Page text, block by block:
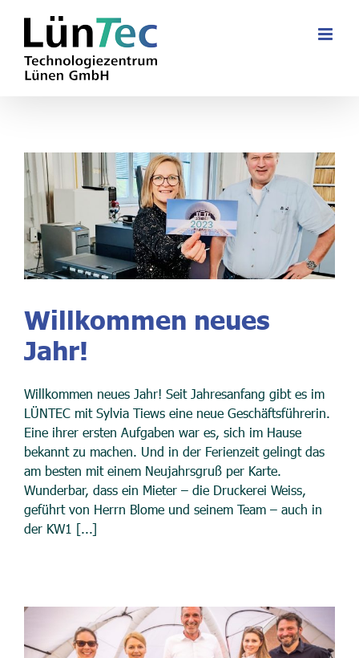
springen
Willkommen neues
Jahr!
Willkommen neues Jahr! Seit Jahresanfang gibt es im
LÜNTEC mit Sylvia Tiews eine neue Geschäftsführerin.
Eine ihrer ersten Aufgaben war es, sich im Hause
bekannt zu machen. Und in der Ferienzeit gelingt das
am besten mit einem Neujahrsgruß per Karte.
Wunderbar, dass ein Mieter – die Druckerei Weiss,
geführt von Herrn Blome und seinem Team – auch in
der KW1 [...]